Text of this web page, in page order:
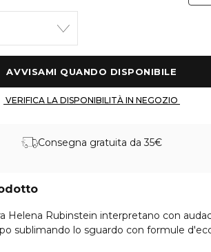
Consegna gratuita da 35€
Helena Rubinstein interpretano con
sublimando lo sguardo con formule